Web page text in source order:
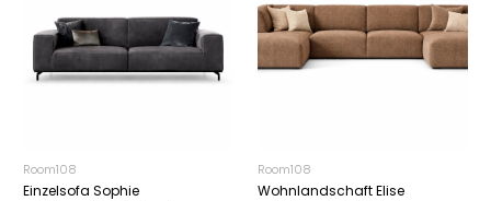
Room108
Einzelsofa Sophie
Room108
Wohnlandschaft Elise